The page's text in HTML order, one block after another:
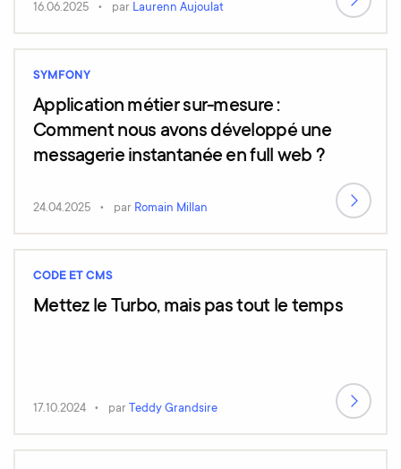
16.06.2025 par Laurenn Aujoulat
SYMFONY
Application métier sur-mesure :
Comment nous avons développé une
messagerie instantanée en full web ?
24.04.2025 par Romain Millan
CODE ET CMS
Mettez le Turbo, mais pas tout le temps
17.10.2024 par Teddy Grandsire